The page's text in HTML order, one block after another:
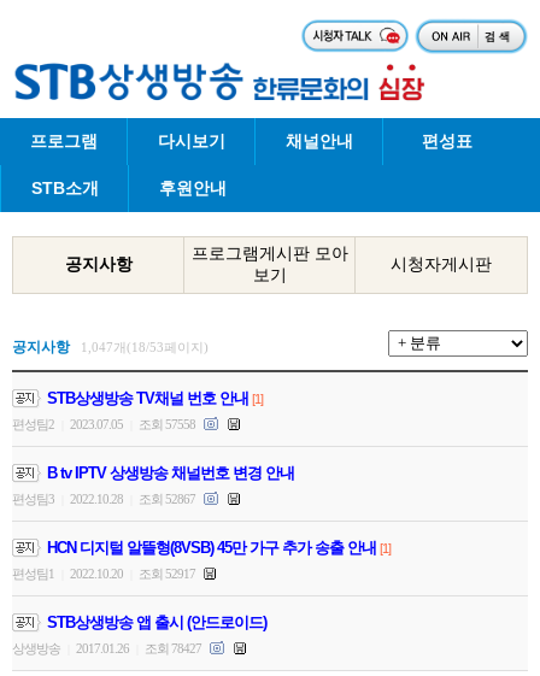
프로그램 다시보기 채널안내 편성표
STB소개 후원안내
공지사항
프로그램게시판 모아
보기
시청자게시판
공지사항 1,047개(18/53페이지)
STB상생방송 TV채널 번호 안내 [1]
편성팀2
2023.07.05 조회 57558
B tv IPTV 상생방송 채널번호 변경 안내
편성팀3 2022.10.28 조회 52867
HCN 디지털 알뜰형(8VSB) 45만 가구 추가 송출 안내 [1]
편성팀1
2022.10.20 조회 52917
STB상생방송 앱 출시 (안드로이드)
상생방송 2017.01.26 조회 78427